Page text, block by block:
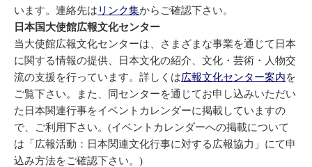
います。連絡先は リンク集からご確認下さい。
日本国大使館広報文化センター
当大使館広報文化センターは、さまざまな事業を通じて日本
に関する情報の提供、日本文化の紹介、文化・芸術・人物交
流の支援を行っています。詳しくは広報文化センター案内を
ご覧下さい。また、同センターを通じてお申し込みいただい
た日本関連行事をイベントカレンダーに掲載していますの
で、ご利用下さい。(イベントカレンダーへの掲載について
は「広報活動：日本関連文化行事に対する広報協力」にて申
込み方法をご確認下さい。)